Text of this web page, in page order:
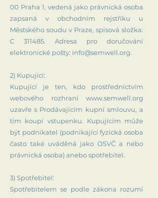
00 Praha 1, vedená jako právnická osoba
zapsaná v obchodním rejstříku u
Městského soudu v Praze, spisová složka:
C 311485. Adresa pro doručování
elektronické pošty: info@semwell.org.
2) Kupující:
Kupující je ten, kdo prostřednictvím
webového rozhraní www.semwell.org
uzavře s Prodávajícím kupní smlouvu, a
tím koupí vstupenku. Kupujícím může
být podnikatel (podnikající fyzická osoba
často také uváděná jako OSVČ a nebo
právnická osoba) anebo spotřebitel.
3) Spotřebitel:
Spotřebitelem se podle zákona rozumí